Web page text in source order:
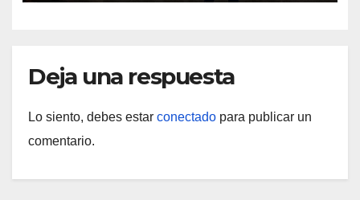
Deja una respuesta
Lo siento, debes estar conectado para publicar un
comentario.